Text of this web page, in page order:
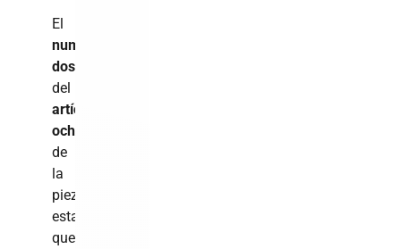
El
numeral
dos
del
artículo
ocho
de
la
pieza
establece
que